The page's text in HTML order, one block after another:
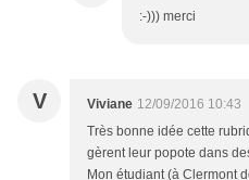
:-))) merci
V Viviane 12/09/2016 10:43
Très bonne idée cette
gèrent leur popote dans
Mon étudiant (à Clermont